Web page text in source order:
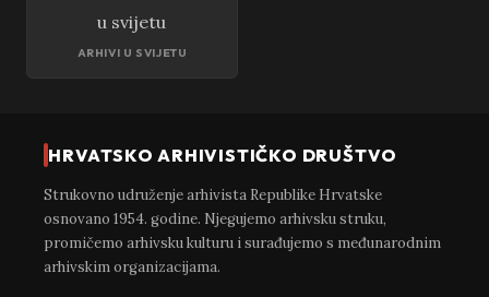
ARHIVI U SVIJETU
HRVATSKO ARHIVISTIČKO DRUŠTVO
Strukovno udruženje arhivista Republike Hrvatske
osnovano 1954. godine. Njegujemo arhivsku struku,
promičemo arhivsku kulturu i surađujemo s međunarodnim
arhivskim organizacijama.